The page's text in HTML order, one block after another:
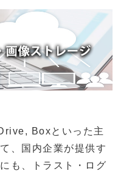
Boxといった主
、国内企業が提供す
も、トラスト・ログ